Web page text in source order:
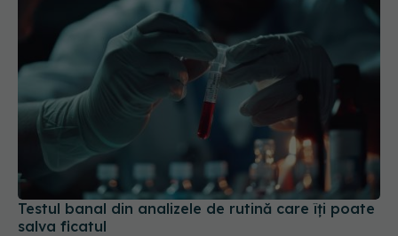
Testul banal din analizele de rutină care îți poate
salva ficatul
13 oct 2025, 13:41